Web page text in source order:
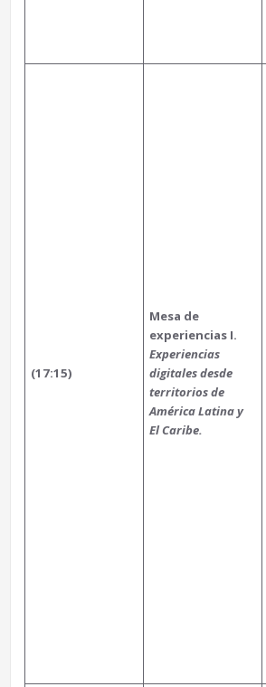
(17:15)
Mesa de
experiencias I.
Experiencias
digitales desde
territorios de
América Latina y
El Caribe.